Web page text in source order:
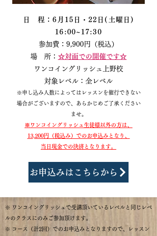
お申込みはこちらから
日 程：6月15日・22日(土曜日)
16:00~17:30
参加費：9,900円（税込）
場 所： ​☆対面での開催です☆
ワンコイングリッシュ上野校
対象レベル：全レベル
※申し込み人数によってはレッスンを催行できない
場合がございますので、あらかじめご了承ください
ませ。
※ワンコイングリッシュ生徒様以外の方は、
13,200円（税込み）でのお申込みとなり、
当日現金での決済となります。
お申込みはこちらから
​​※ ワンコイングリッシュで受講頂いているレベルと同じレベ
ルのクラスにのみご参加頂けます。
※ コース（計2回）でのお申込みとなりますので、レッスン